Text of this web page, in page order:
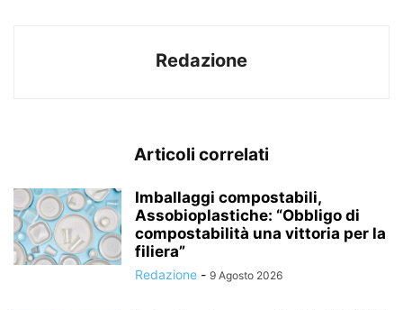
Redazione
Articoli correlati
Imballaggi compostabili,
Assobioplastiche: “Obbligo di
compostabilità una vittoria per la
filiera”
Redazione - 9 Agosto 2026